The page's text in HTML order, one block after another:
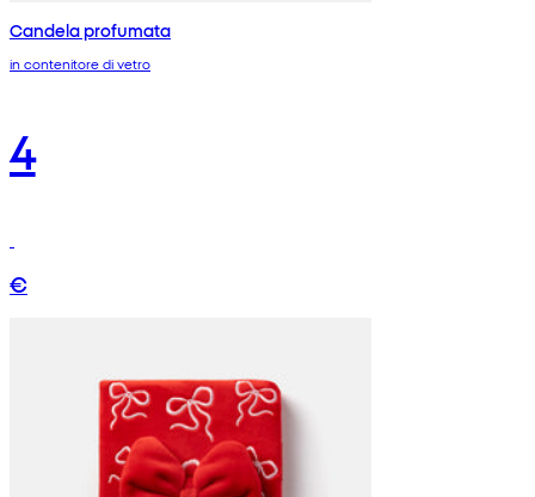
Candela profumata
in contenitore di vetro
4
€